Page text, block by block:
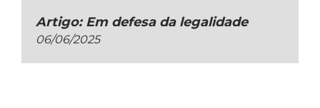
Artigo: Em defesa da legalidade
06/06/2025